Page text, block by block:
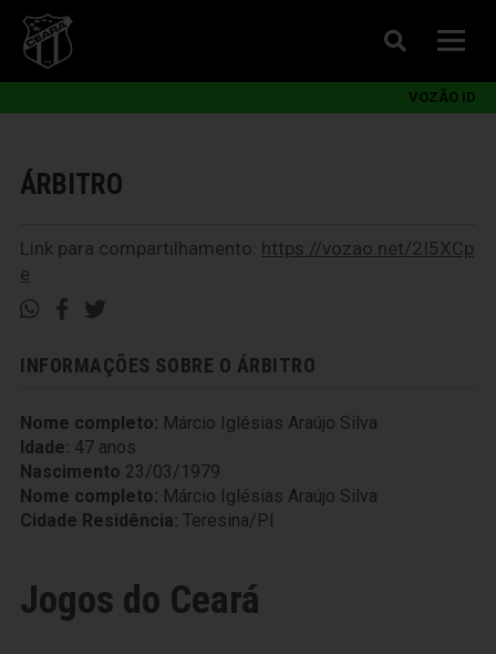
VOZÃO ID
ÁRBITRO
Link para compartilhamento: https://vozao.net/2I5XCp
e
INFORMAÇÕES SOBRE O ÁRBITRO
Nome completo: Márcio Iglésias Araújo Silva
Idade: 47 anos
Nascimento 23/03/1979
Nome completo: Márcio Iglésias Araújo Silva
Cidade Residência: Teresina/PI
Jogos do Ceará